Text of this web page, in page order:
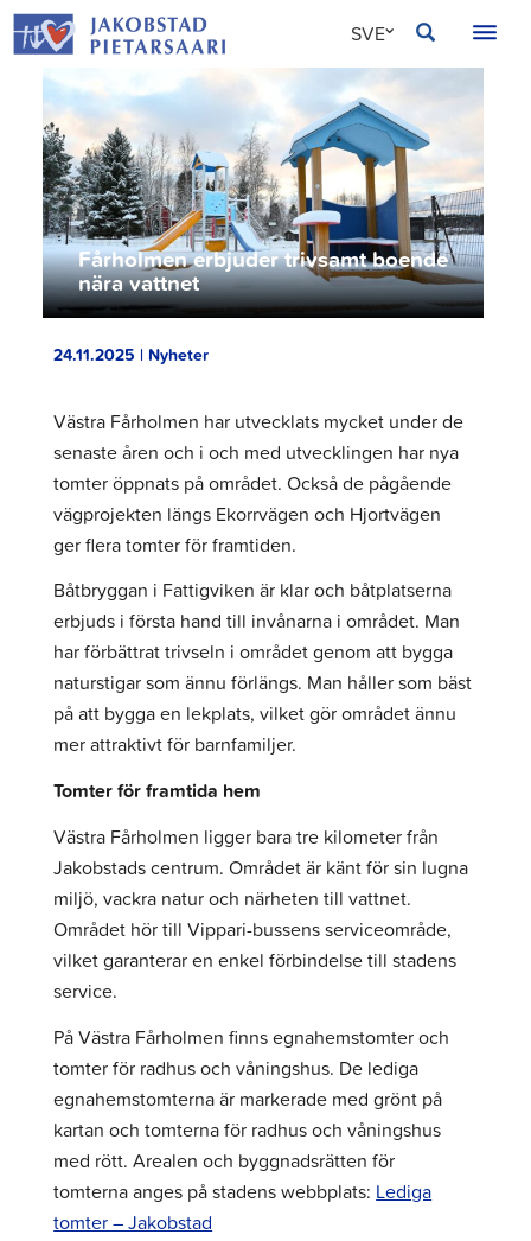
Hoppa
till
SVE
FIN
ENG
Fårholmen erbjuder trivsamt boende
nära vattnet
24.11.2025 | Nyheter
Västra Fårholmen har utvecklats mycket under de
senaste åren och i och med utvecklingen har nya
tomter öppnats på området. Också de pågående
vägprojekten längs Ekorrvägen och Hjortvägen
ger flera tomter för framtiden.
Båtbryggan i Fattigviken är klar och båtplatserna
erbjuds i första hand till invånarna i området. Man
har förbättrat trivseln i området genom att bygga
naturstigar som ännu förlängs. Man håller som bäst
på att bygga en lekplats, vilket gör området ännu
mer attraktivt för barnfamiljer.
Tomter för framtida hem
Västra Fårholmen ligger bara tre kilometer från
Jakobstads centrum. Området är känt för sin lugna
miljö, vackra natur och närheten till vattnet.
Området hör till Vippari-bussens serviceområde,
vilket garanterar en enkel förbindelse till stadens
service.
På Västra Fårholmen finns egnahemstomter och
tomter för radhus och våningshus. De lediga
egnahemstomterna är markerade med grönt på
kartan och tomterna för radhus och våningshus
med rött. Arealen och byggnadsrätten för
tomterna anges på stadens webbplats: Lediga
tomter – Jakobstad